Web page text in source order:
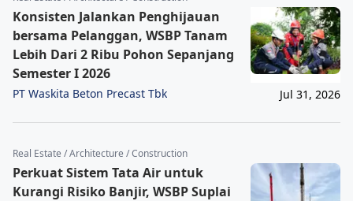
Konsisten Jalankan Penghijauan
bersama Pelanggan, WSBP Tanam
Lebih Dari 2 Ribu Pohon Sepanjang
Semester I 2026
PT Waskita Beton Precast Tbk Jul 31, 2026
Real Estate / Architecture / Construction
Perkuat Sistem Tata Air untuk
Kurangi Risiko Banjir, WSBP Suplai